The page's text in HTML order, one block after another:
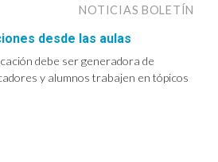
NOTICIAS BOLETÍN
desde las aulas
debe ser generadora de
y alumnos trabajen en tópicos